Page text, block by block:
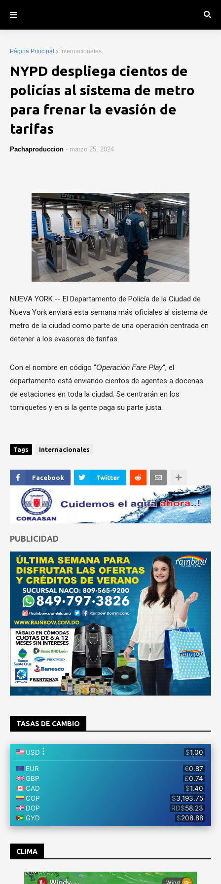
Página Principal Internacionales
NYPD despliega cientos de
policías al sistema de metro
para frenar la evasión de
tarifas
Pachaproduccion - marzo 25, 2024
NUEVA YORK -- El Departamento de Policía de la Ciudad de
Nueva York enviará esta semana más oficiales al sistema de
metro de la ciudad como parte de una operación centrada en
detener a los evasores de tarifas.
Con el nombre en código "Operación Fare Play", el
departamento está enviando cientos de agentes a docenas
de estaciones en toda la ciudad. Se centrarán en los
torniquetes y en si la gente paga su parte justa.
Tags Internacionales
Facebook Twitter
PUBLICIDAD
TASAS DE CAMBIO
CLIMA